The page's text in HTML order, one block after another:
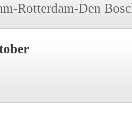
Rotterdam-Den